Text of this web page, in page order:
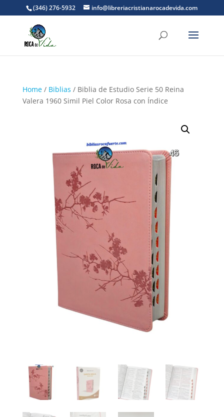
(346) 276-5932 info@libreriacristianarocadevida.com
Home/ Biblias / Biblia de Estudio Serie 50 Reina
Valera 1960 Simil Piel Color Rosa con Índice